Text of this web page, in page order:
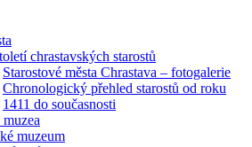
chrastavských starostů
Starostové města Chrastava – fotogalerie
Chronologický přehled starostů od roku
1411 do současnosti
muzeum